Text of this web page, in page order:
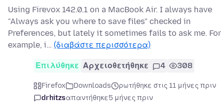
Using Firevox 142.0.1 on a MacBook Air. I always have
"Always ask you where to save files" checked in
Preferences, but lately it sometimes fails to ask me. For
example, i… (διαβάστε περισσότερα)
Επιλύθηκε Αρχειοθετήθηκε 4 308
Firefox Downloads
ρωτήθηκε στις 11 μήνες πριν
drhitzsαπαντήθηκε5 μήνες πριν